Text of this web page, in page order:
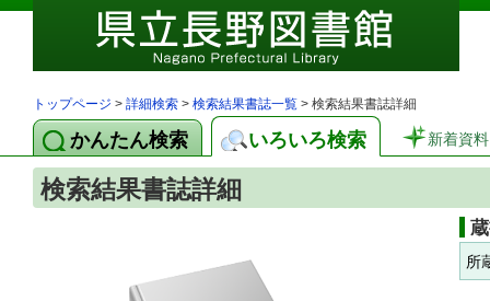
トップページ > 詳細検索 > 検索結果書誌一覧 > 検索結果書誌詳細
かんたん検索 いろいろ検索 新着資料
検索結果書誌詳細
所